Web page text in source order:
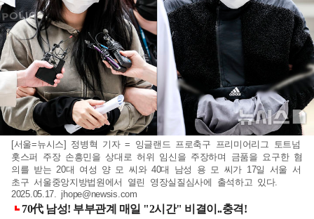
[서울=뉴시스] 정병혁 기자 = 잉글랜드 프로축구 프리미어리그 토트넘
홋스퍼 주장 손흥민을 상대로 허위 임신을 주장하며 금품을 요구한 혐
의를 받는 20대 여성 양 모 씨와 40대 남성 용 모 씨가 17일 서울 서
초구 서울중앙지방법원에서 열린 영장실질심사에 출석하고 있다.
2025.05.17. jhope@newsis.com